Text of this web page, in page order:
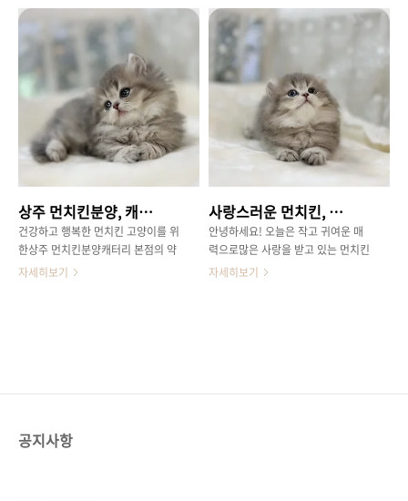
다.고양이 분양은 신중하게 결정해야
하는중요한 순간인 만큼, 제대로 알
아보는 것이 필수인데요.오늘은 믿음
직한 '캐터리' 본점에서 만날수 있는
먼치킨 고양이 정보와 함께,건강하고
행복한 반려생활을 위한 꿀팁들을대
방출할 예정이니 집중해주세요! 광양
먼치킨분양캐터리 본점, 특별한 먼치
킨을 만나다것은 바로 '어디서' 분양
험과 노하우를 바탕으로건강하고 사
랑스러운 아이들을 책임지고 있는곳
으로 잘 알려져 있습니다.특히 이곳
에서는 짧은 다리가 매력적인먼치킨
고양이들을 만날 수 있는데요.캐터리
본점에서는 단순히 고양이..
에 대한 관심을 가지고계신데요, 오
늘은 특히 연수구먼치킨분양을 고민
하시는 분들을 위해특별한 이야기를
전해드리려 합니다.바로 고양이 전문
브리딩 업체인 '캐터리'본점에서의
특별한 만남에 대한 이야기입니다.
연수구 먼치킨분양캐터리, 믿음으로
시작하는 반려동물과의연수구 먼치
킨분양인연​애정을 바탕으로 건강하
고 행복한 반려묘를가정으로 보내는
데 최선을 다하는 곳입니다.단순히
고양이를 분양하는 것을 넘어, 모든
아이들이 최상의 환경에서 사랑받으
며 자랄수 있도록 세심한 노력을 기
울이고 있죠.그렇기에 연수구 먼치킨
분양을생각하시는 분들에게 캐터리
상주 먼치킨분양, 캐터리 본점에서 특별한 가족을 만나는 방법
건강하고 행복한 먼치킨 고양이를 위
한상주 먼치킨분양캐터리 본점의 약
속 캐터리 본점은 모든 고양이들의
상주 먼치킨분양을 원하시는 분들을
양이의 성격, 건강 상태, 성장 과정등
을 상세하게 안내해 드립니다.궁금한
자세히보기
사랑스러운 먼치킨, 동래구 먼치킨분양 어디서부터 시작해야 할까요?
안녕하세요! 오늘은 작고 귀여운 매
력으로많은 사랑을 받고 있는 먼치킨
고양이,그중에서도 특별한 인연을 찾
래구 먼치킨분양있을까요? 먼치킨
자세히보기
공지사항